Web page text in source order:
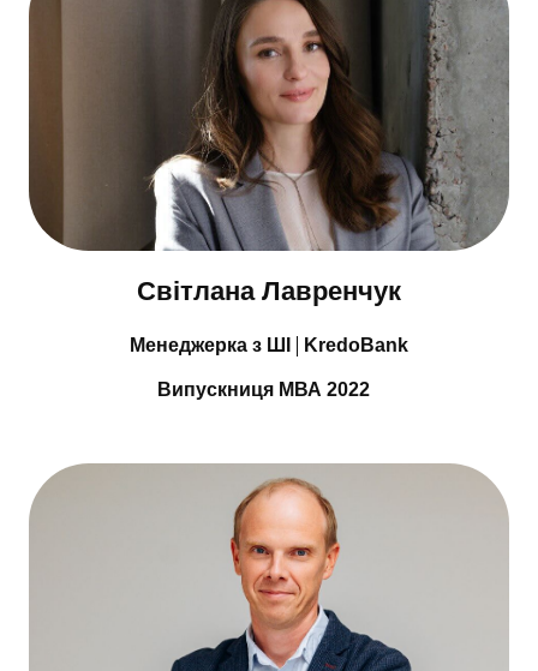
Світлана Лавренчук
Менеджерка з ШІ KredoBank
Випускниця МВА 2022